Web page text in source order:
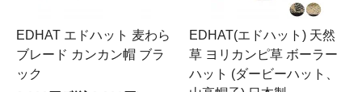
EDHAT エドハット 麦わら
ブレード カンカン帽 ブラ
ック
EDHAT(エドハット) 天然
草 ヨリカンピ草 ボーラー
ハット (ダービーハット、